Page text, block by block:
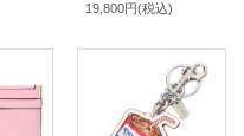
19,800円(税込)